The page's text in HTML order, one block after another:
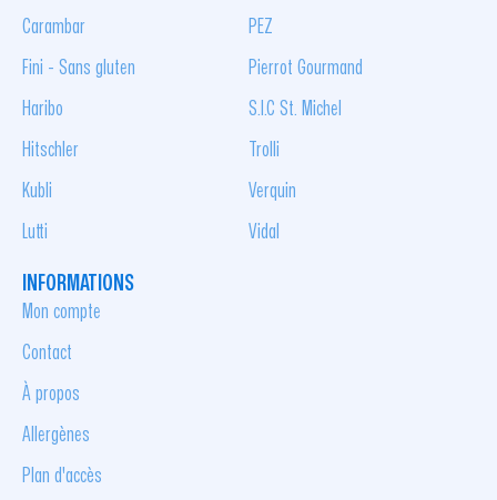
Carambar
Fini - Sans gluten
Haribo
Hitschler
Kubli
Lutti
PEZ
Pierrot Gourmand
S.I.C St. Michel
Trolli
Verquin
Vidal
INFORMATIONS
Mon compte
Contact
À propos
Allergènes
Plan d'accès